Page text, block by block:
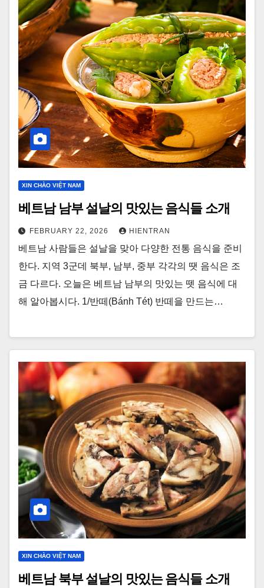
XIN CHÀO VIỆT NAM
베트남 남부 설날의 맛있는 음식들 소개
FEBRUARY 22, 2026 HIENTRAN
베트남 사람들은 설날을 맞아 다양한 전통 음식을 준비
한다. 지역 3군데 북부, 남부, 중부 각각의 땟 음식은 조
금 다르다. 오늘은 베트남 남부의 맛있는 뗏 음식에 대
해 알아봅시다. 1/반떼(Bánh Tét) 반떼을 만드는…
XIN CHÀO VIỆT NAM
베트남 북부 설날의 맛있는 음식들 소개